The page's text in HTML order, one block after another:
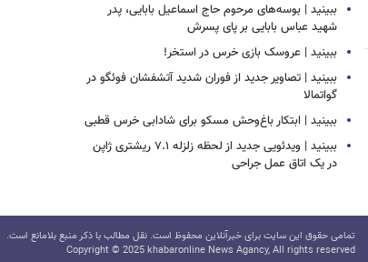
ببینید | بوسه‌های مرحوم حاج اسماعیل بابایی، پدر
شهید عباس بابایی بر پای پسرش
ببینید | عروسک بازی خرس در استخر!
ببینید | تصاویر جدید از فوران شدید آتشفشان فوئگو در
گواتمالا
ببینید | ابتکار باغ‌وحش مسکو برای شادابی خرس قطبی
ببینید | ویدئویی جدید از لحظه زلزله ۷.۱ ریشتری ژاپن
در یک اتاق عمل جراحی
تمامی حقوق این سایت برای خبرآنلاین محفوظ است. نقل مطالب با ذکر منبع بلامانع است.
Copyright © 2025 khabaronline News Agancy, All rights reserved